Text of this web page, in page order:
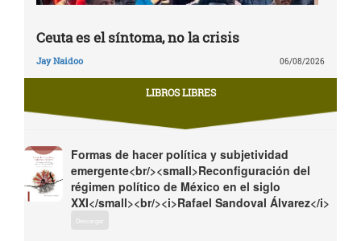
Ceuta es el síntoma, no la crisis
Jay Naidoo 06/08/2026
LIBROS LIBRES
Formas de hacer política y subjetividad
emergente<br/><small>Reconfiguración del
régimen político de México en el siglo
XXI</small><br/><i>Rafael Sandoval Álvarez</i>
Descargar